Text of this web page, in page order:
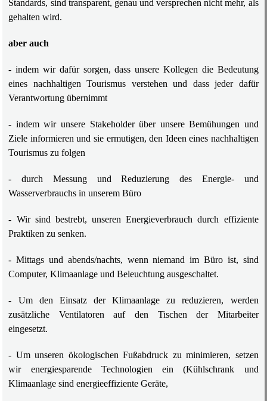
Standards, sind transparent, genau und versprechen nicht mehr, als
gehalten wird.
aber auch
- indem wir dafür sorgen, dass unsere Kollegen die Bedeutung
eines nachhaltigen Tourismus verstehen und dass jeder dafür
Verantwortung übernimmt
- indem wir unsere Stakeholder über unsere Bemühungen und
Ziele informieren und sie ermutigen, den Ideen eines nachhaltigen
Tourismus zu folgen
- durch Messung und Reduzierung des Energie- und
Wasserverbrauchs in unserem Büro
- Wir sind bestrebt, unseren Energieverbrauch durch effiziente
Praktiken zu senken.
- Mittags und abends/nachts, wenn niemand im Büro ist, sind
Computer, Klimaanlage und Beleuchtung ausgeschaltet.
- Um den Einsatz der Klimaanlage zu reduzieren, werden
zusätzliche Ventilatoren auf den Tischen der Mitarbeiter
eingesetzt.
- Um unseren ökologischen Fußabdruck zu minimieren, setzen
wir energiesparende Technologien ein (Kühlschrank und
Klimaanlage sind energieeffiziente Geräte,